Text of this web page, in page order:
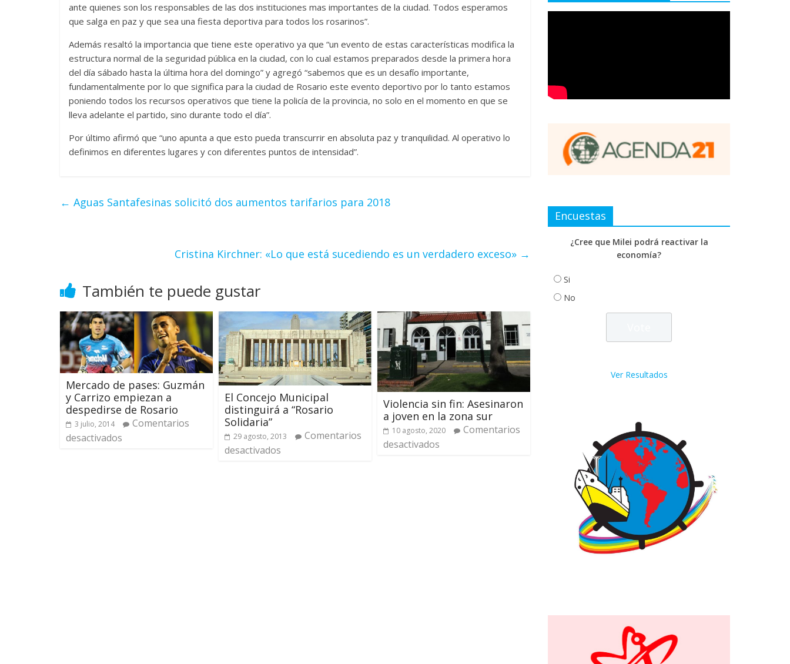
ante quienes son los responsables de las dos instituciones mas importantes de la ciudad. Todos esperamos
que salga en paz y que sea una fiesta deportiva para todos los rosarinos”.
Además resaltó la importancia que tiene este operativo ya que “un evento de estas características modifica la
estructura normal de la seguridad pública en la ciudad, con lo cual estamos preparados desde la primera hora
del día sábado hasta la última hora del domingo” y agregó “sabemos que es un desafío importante,
fundamentalmente por lo que significa para la ciudad de Rosario este evento deportivo por lo tanto estamos
poniendo todos los recursos operativos que tiene la policía de la provincia, no solo en el momento en que se
lleva adelante el partido, sino durante todo el día”.
Por último afirmó que “uno apunta a que esto pueda transcurrir en absoluta paz y tranquilidad. Al operativo lo
definimos en diferentes lugares y con diferentes puntos de intensidad”.
← Aguas Santafesinas solicitó dos aumentos tarifarios para 2018
Cristina Kirchner: «Lo que está sucediendo es un verdadero exceso» →
También te puede gustar
Mercado de pases: Guzmán
y Carrizo empiezan a
despedirse de Rosario
3 julio, 2014
Comentarios
desactivados
El Concejo Municipal
distinguirá a “Rosario
Solidaria”
29 agosto, 2013
Comentarios
desactivados
Violencia sin fin: Asesinaron
a joven en la zona sur
10 agosto, 2020
Comentarios
desactivados
Encuestas
¿Cree que Milei podrá reactivar la
economía?
Si
No
Ver Resultados